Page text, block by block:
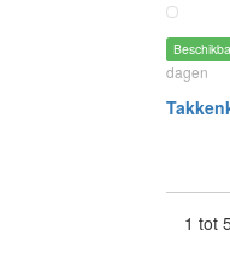
dagen
1 tot